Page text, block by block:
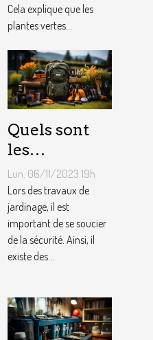
Cela explique que les
plantes vertes...
Quels sont
les
équipements
pour le
jardinage ?
Lun. 06/11/2023 19h
Lors des travaux de
jardinage, il est
important de se soucier
de la sécurité. Ainsi, il
existe des...